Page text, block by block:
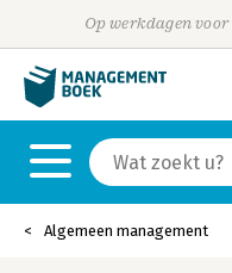
Op werkdagen
Algemeen management